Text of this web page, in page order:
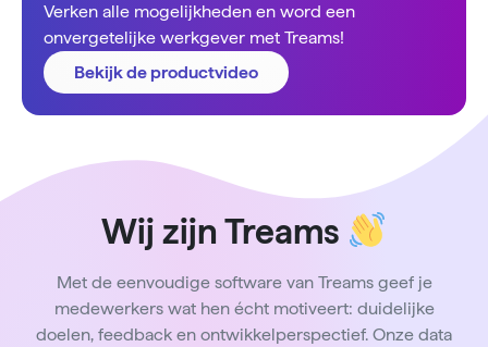
Verken alle mogelijkheden en word een
onvergetelijke werkgever met Treams!
Bekijk de productvideo
Wij zijn Treams
Met de eenvoudige software van Treams geef je
medewerkers wat hen écht motiveert: duidelijke
doelen, feedback en ontwikkelperspectief. Onze data